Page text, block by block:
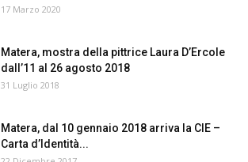
17 Marzo 2020
Matera, mostra della pittrice Laura D’Ercole
dall’11 al 26 agosto 2018
31 Luglio 2018
Matera, dal 10 gennaio 2018 arriva la CIE –
Carta d’Identità...